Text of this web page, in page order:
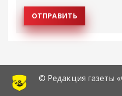
© Редакция газеты